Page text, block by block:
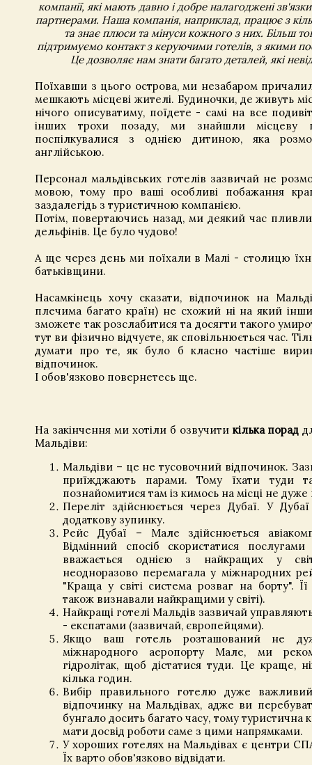
компанії, які мають давно і добре налагоджені
партнерами. Наша компанія, наприклад, працює з
та знає плюси та мінуси кожного з них. Більш
підтримуємо контакт з керуючими готелів, з якими
Це дозволяє нам знати багато деталей, які
Поїхавши з цього острова, ми незабаром
мешкають місцеві жителі. Будиночки, де живуть
нічого описуватиму, поїдете - самі на все
інших трохи позаду, ми знайшли місцеву
поспілкувалися з однією дитиною, яка
англійською.
Персонал мальдівських готелів зазвичай не
мовою, тому про ваші особливі побажання
заздалегідь з туристичною компанією.
Потім, повертаючись назад, ми деякий час
дельфінів. Це було чудово!
А ще через день ми поїхали в Малі - столицю
батьківщини.
Насамкінець хочу сказати, відпочинок на
плечима багато країн) не схожий ні на який
зможете так розслабитися та досягти такого
тут ви фізично відчуєте, як сповільнюється час.
думати про те, як було б класно частіше
відпочинок.
І обов'язково повернетесь ще.
На закінчення ми хотіли б озвучити кілька порад
Мальдіви:
Мальдіви – це не тусовочний відпочинок.
приїжджають парами. Тому їхати туди та
познайомитися там із кимось на місці не
Переліт здійснюється через Дубаї. У
додаткову зупинку.
Рейс Дубаї – Мале здійснюється
Відмінний спосіб скористатися послугами
вважається однією з найкращих у
неодноразово перемагала у міжнародних
"Краща у світі система розваг на борту".
також визнавали найкращими у світі).
Найкращі готелі Мальдів зазвичай
- експатами (зазвичай, європейцями).
Якщо ваш готель розташований не
міжнародного аеропорту Мале, ми
гідролітак, щоб дістатися туди. Це краще,
кілька годин.
Вибір правильного готелю дуже
відпочинку на Мальдівах, адже ви
бунгало досить багато часу, тому туристична
мати досвід роботи саме з цими напрямками.
У хороших готелях на Мальдівах є центри
Їх варто обов'язково відвідати.